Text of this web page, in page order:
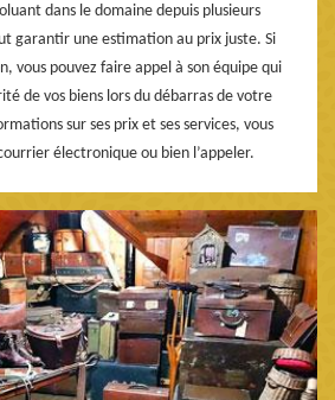
dans le domaine depuis plusieurs
garantir une estimation au prix juste. Si
vous pouvez faire appel à son équipe qui
de vos biens lors du débarras de votre
sur ses prix et ses services, vous
électronique ou bien l’appeler.